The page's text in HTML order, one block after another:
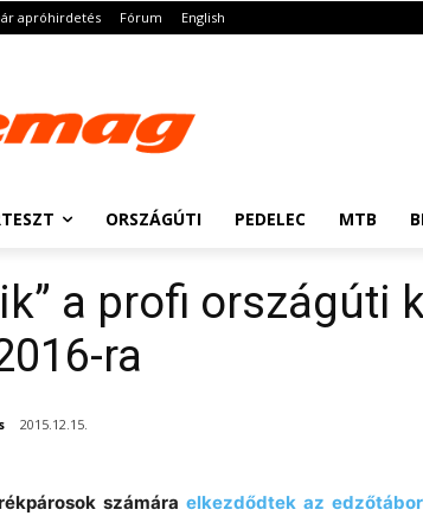
apróhirdetés Fórum English
ORSZÁGÚTI PEDELEC MTB
a profi országúti
ra
2015.12.15.
számára elkezdődtek az